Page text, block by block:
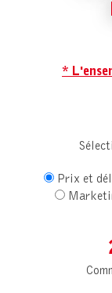
*
Prix et